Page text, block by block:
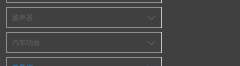
扬声器 
汽车功放 